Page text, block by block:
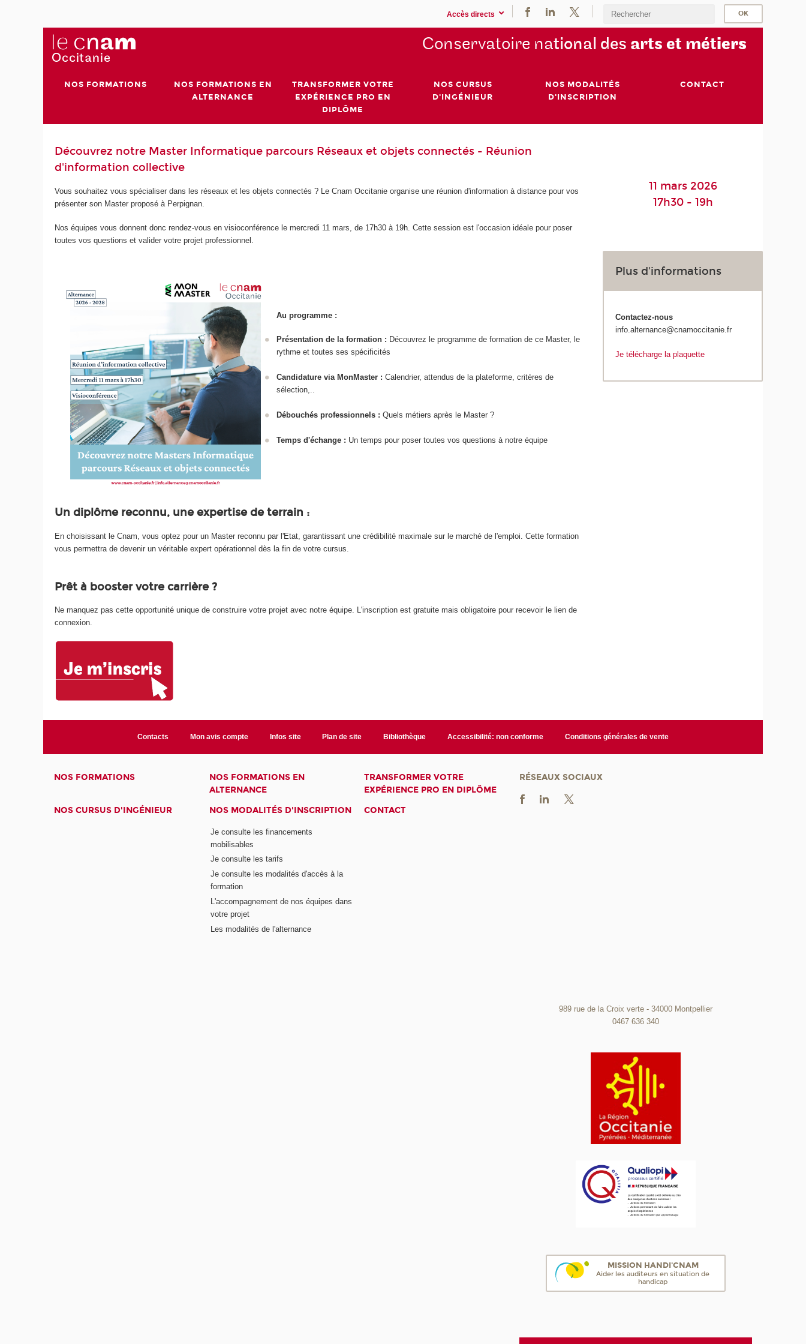
Accès directs
Conservatoire national des arts et métiers
NOS FORMATIONS
NOS FORMATIONS EN
ALTERNANCE
TRANSFORMER VOTRE
EXPÉRIENCE PRO EN
DIPLÔME
NOS CURSUS
D'INGÉNIEUR
NOS MODALITÉS
D'INSCRIPTION
CONTACT
Découvrez notre Master Informatique parcours Réseaux et objets connectés - Réunion
d'information collective
Vous souhaitez vous spécialiser dans les réseaux et les objets connectés ? Le Cnam Occitanie organise une réunion d'information à distance pour vos
présenter son Master proposé à Perpignan.
Nos équipes vous donnent donc rendez-vous en visioconférence le mercredi 11 mars, de 17h30 à 19h. Cette session est l'occasion idéale pour poser
toutes vos questions et valider votre projet professionnel.
Au programme :
Présentation de la formation : Découvrez le programme de formation de ce Master, le
rythme et toutes ses spécificités
Candidature via MonMaster : Calendrier, attendus de la plateforme, critères de
sélection,..
Débouchés professionnels :Quels métiers après le Master ?
Temps d'échange : Un temps pour poser toutes vos questions à notre équipe
Un diplôme reconnu, une expertise de terrain :
En choisissant le Cnam, vous optez pour un Master reconnu par l'Etat, garantissant une crédibilité maximale sur le marché de l'emploi. Cette formation
vous permettra de devenir un véritable expert opérationnel dès la fin de votre cursus.
Prêt à booster votre carrière ?
Ne manquez pas cette opportunité unique de construire votre projet avec notre équipe. L'inscription est gratuite mais obligatoire pour recevoir le lien de
connexion.
11 mars 2026
17h30 - 19h
Plus d'informations
Contactez-nous
info.alternance@cnamoccitanie.fr
Je télécharge la plaquette
Contacts Mon avis compte Infos site Plan de site Bibliothèque Accessibilité: non conforme Conditions générales de vente
NOS FORMATIONS
NOS FORMATIONS EN
ALTERNANCE
TRANSFORMER VOTRE
EXPÉRIENCE PRO EN DIPLÔME
NOS CURSUS D'INGÉNIEUR
NOS MODALITÉS D'INSCRIPTION
Je consulte les financements
mobilisables
Je consulte les tarifs
Je consulte les modalités d'accès à la
formation
L'accompagnement de nos équipes dans
votre projet
Les modalités de l'alternance
CONTACT
RÉSEAUX SOCIAUX
989 rue de la Croix verte - 34000 Montpellier
0467 636 340
MISSION HANDI'CNAM
Aider les auditeurs en situation de
handicap